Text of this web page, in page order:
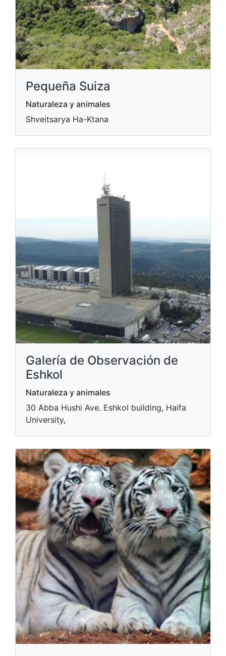
Pequeña Suiza
Naturaleza y animales
Shveitsarya Ha-Ktana
Galería de Observación de
Eshkol
Naturaleza y animales
30 Abba Hushi Ave. Eshkol building, Haifa
University,